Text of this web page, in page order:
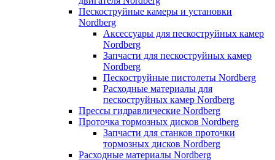
Пескоструйные камеры и установки
Nordberg
Аксессуары для пескоструйных камер
Nordberg
Запчасти для пескоструйных камер
Nordberg
Пескоструйные пистолеты Nordberg
Расходные материалы для
пескоструйных камер Nordberg
Прессы гидравлические Nordberg
Проточка тормозных дисков Nordberg
Запчасти для станков проточки
тормозных дисков Nordberg
Расходные материалы Nordberg